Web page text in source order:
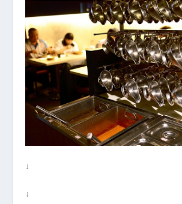
↓
↓